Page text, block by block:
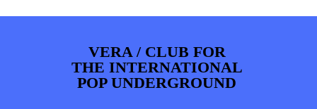
VERA / CLUB FOR
THE INTERNATIONAL
POP UNDERGROUND